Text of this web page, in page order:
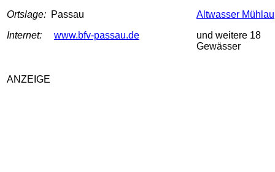
Ortslage: Passau
Internet:
www.bfv-passau.de
Altwasser Mühlau
und weitere 18
Gewässer
ANZEIGE